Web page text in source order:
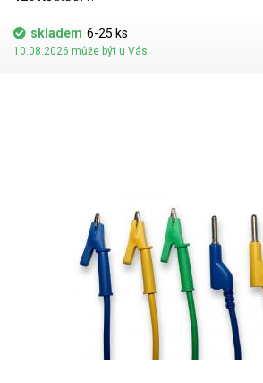
skladem 6-25 ks
10.08.2026 může být u Vás